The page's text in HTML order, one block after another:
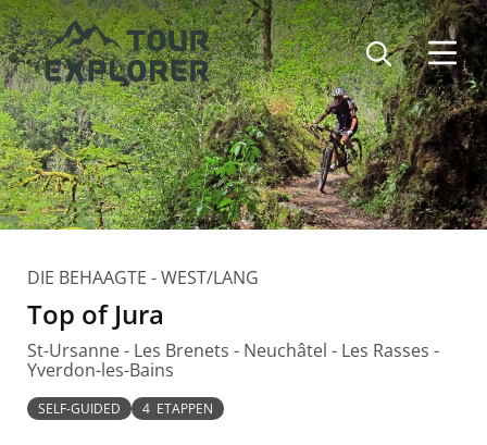
Direkt
zum
Inhalt
DIE BEHAAGTE - WEST/LANG
Top of Jura
St-Ursanne - Les Brenets - Neuchâtel - Les Rasses -
Yverdon-les-Bains
SELF-GUIDED 4 ETAPPEN